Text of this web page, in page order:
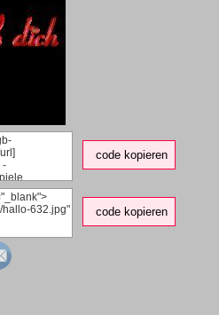
code kopieren
code kopieren